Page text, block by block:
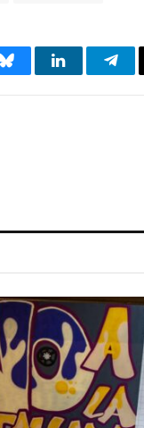
BlueskyLinkedIn